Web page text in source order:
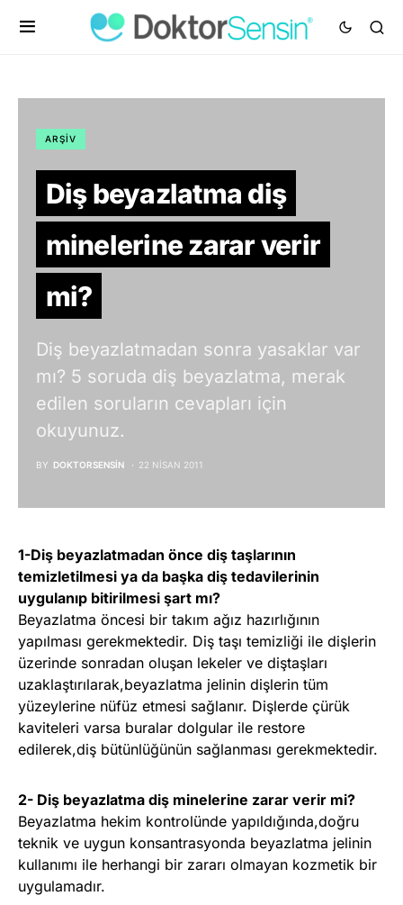
ARŞIV
Diş beyazlatma diş
minelerine zarar verir
mi?
Diş beyazlatmadan sonra yasaklar var
mı? 5 soruda diş beyazlatma, merak
edilen soruların cevapları için
okuyunuz.
BY DOKTORSENSIN 22 NISAN 2011
1-Diş beyazlatmadan önce diş taşlarının
temizletilmesi ya da başka diş tedavilerinin
uygulanıp bitirilmesi şart mı?
Beyazlatma öncesi bir takım ağız hazırlığının
yapılması gerekmektedir. Diş taşı temizliği ile dişlerin
üzerinde sonradan oluşan lekeler ve diştaşları
uzaklaştırılarak,beyazlatma jelinin dişlerin tüm
yüzeylerine nüfüz etmesi sağlanır. Dişlerde çürük
kaviteleri varsa buralar dolgular ile restore
edilerek,diş bütünlüğünün sağlanması gerekmektedir.
2- Diş beyazlatma diş minelerine zarar verir mi?
Beyazlatma hekim kontrolünde yapıldığında,doğru
teknik ve uygun konsantrasyonda beyazlatma jelinin
kullanımı ile herhangi bir zararı olmayan kozmetik bir
uygulamadır.